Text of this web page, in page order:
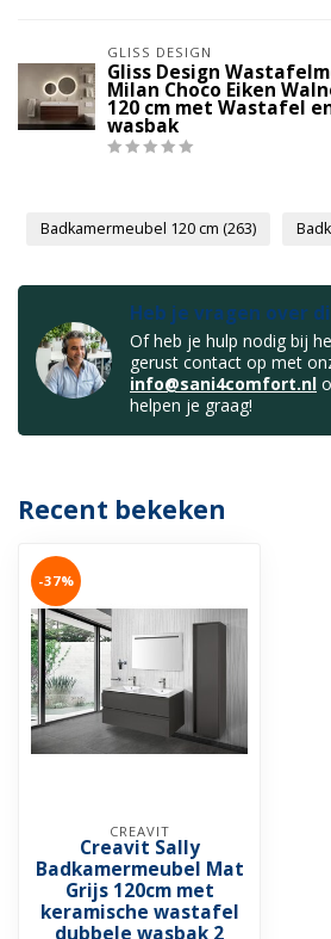
GLISS DESIGN
Gliss Design
Milan Choco Eiken
120 cm met Wastafel
wasbak
Badkamermeubel 120 cm (263)
Heb je vragen over
Of heb je hulp nodig bij
gerust contact op met
info@sani4comfort.nl
helpen je graag!
Recent bekeken
-37%
CREAVIT
Creavit Sally
Badkamermeubel Mat
Grijs 120cm met
keramische wastafel
dubbele wasbak 2